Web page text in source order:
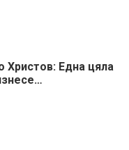
Христов: Една цяла